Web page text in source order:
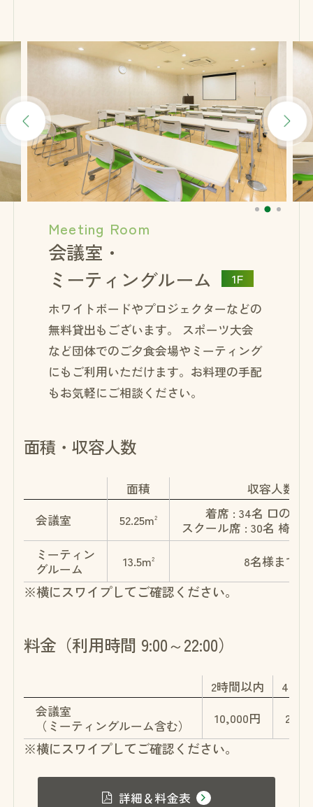
Meeting Room
会議室・
ミーティングルーム
1F
ホワイトボードやプロジェクターなどの
無料貸出もございます。
スポーツ大会
など団体でのご夕食会場やミーティング
にもご利用いただけます。お料理の手配
もお気軽にご相談ください。
面積・収容人数
面積
収容人数
会議室
52.25m2
着席 : 34名 口の字 :
スクール席 : 30名 椅子
ミーティン
グルーム
13.5m2 8名様まで
※横にスワイプしてご確認ください。
料金（利用時間 9:00～22:00）
2時間以内
4時
会議室
（ミーティングルーム含む）
10,000円
※横にスワイプしてご確認ください。
詳細＆料金表